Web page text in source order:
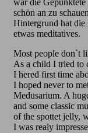
war die Gepunktete
schön an zu
Hintergrund hat die
etwas meditatives.
Most people don`t
As a child I tried to
I hered first time
I hoped never to
Medusarium. A
and some classic
of the spottet jelly,
I was realy